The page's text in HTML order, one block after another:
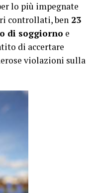
lo più impegnate
controllati, ben 23
di soggiorno e
di accertare
violazioni sulla